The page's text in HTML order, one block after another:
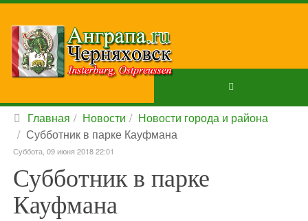
Главная Новости
Новости города и района
Субботник в парке Кауфмана
Суббота, 09 июня 2018 22:01
Субботник в парке
Кауфмана